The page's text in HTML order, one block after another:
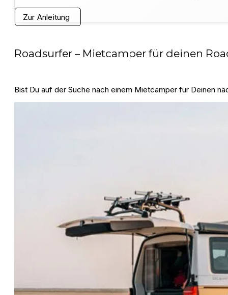
Zur Anleitung
Roadsurfer – Mietcamper für deinen
Bist Du auf der Suche nach einem Mietcamper für Deinen